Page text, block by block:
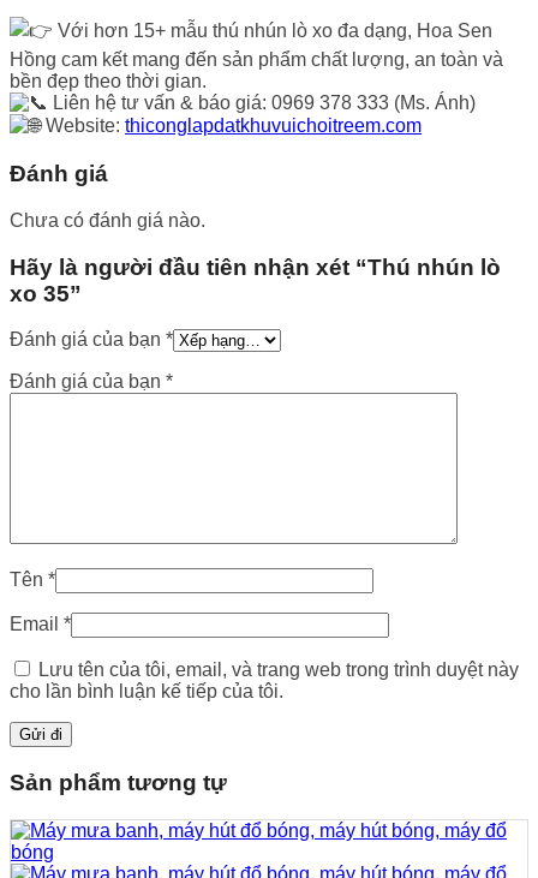
Với hơn 15+ mẫu thú nhún lò xo đa dạng, Hoa Sen
Hồng cam kết mang đến sản phẩm chất lượng, an toàn và
bền đẹp theo thời gian.
Liên hệ tư vấn & báo giá: 0969 378 333 (Ms. Ánh)
Website: thiconglapdatkhuvuichoitreem.com
Đánh giá
Chưa có đánh giá nào.
Hãy là người đầu tiên nhận xét “Thú nhún lò
xo 35”
Đánh giá của bạn *
Đánh giá của bạn *
Tên *
Email *
Lưu tên của tôi, email, và trang web trong trình duyệt này
cho lần bình luận kế tiếp của tôi.
Sản phẩm tương tự